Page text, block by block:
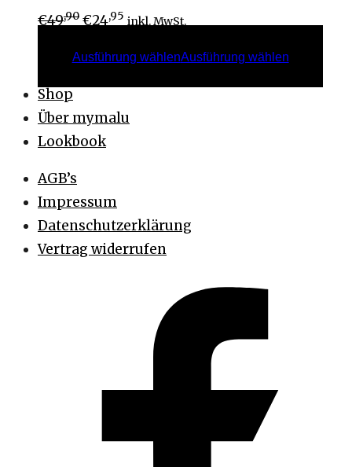
€49,90 €24,95 inkl. MwSt.
Ausführung wählenAusführung wählen
Shop
Über mymalu
Lookbook
AGB’s
Impressum
Datenschutzerklärung
Vertrag widerrufen